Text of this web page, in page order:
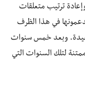
ترتيب متعلِّقات
في هذا الظرف
سعيدة. وبعد خمس سنوات
لتلك السنوات التي